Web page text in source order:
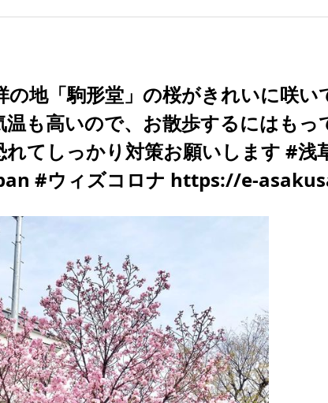
の地「駒形堂」の桜がきれいに咲い
も高いので、お散歩するにはもっ
てしっかり対策お願いします #浅
#ウィズコロナ https://e-